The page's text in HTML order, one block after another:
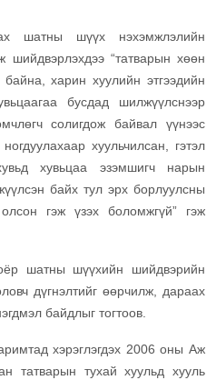
шатны шүүх нэхэмжлэлийн
шийдвэрлэхдээ “татварын хөөн
байна, харин хуулийн этгээдийн
бусдад шилжүүлснээр
солигдож байвал үүнээс
хуульчилсан, гэтэл
хувьцаа эзэмшигч нарын
байх тул эрх борлуулсны
гэж үзэх боломжгүй” гэж
шатны шүүхийн шийдвэрийн
дүгнэлтийг өөрчилж, дараах
байдлыг тогтоов.
хэрэглэгдэх 2006 оны Аж
татварын тухай хуульд хууль